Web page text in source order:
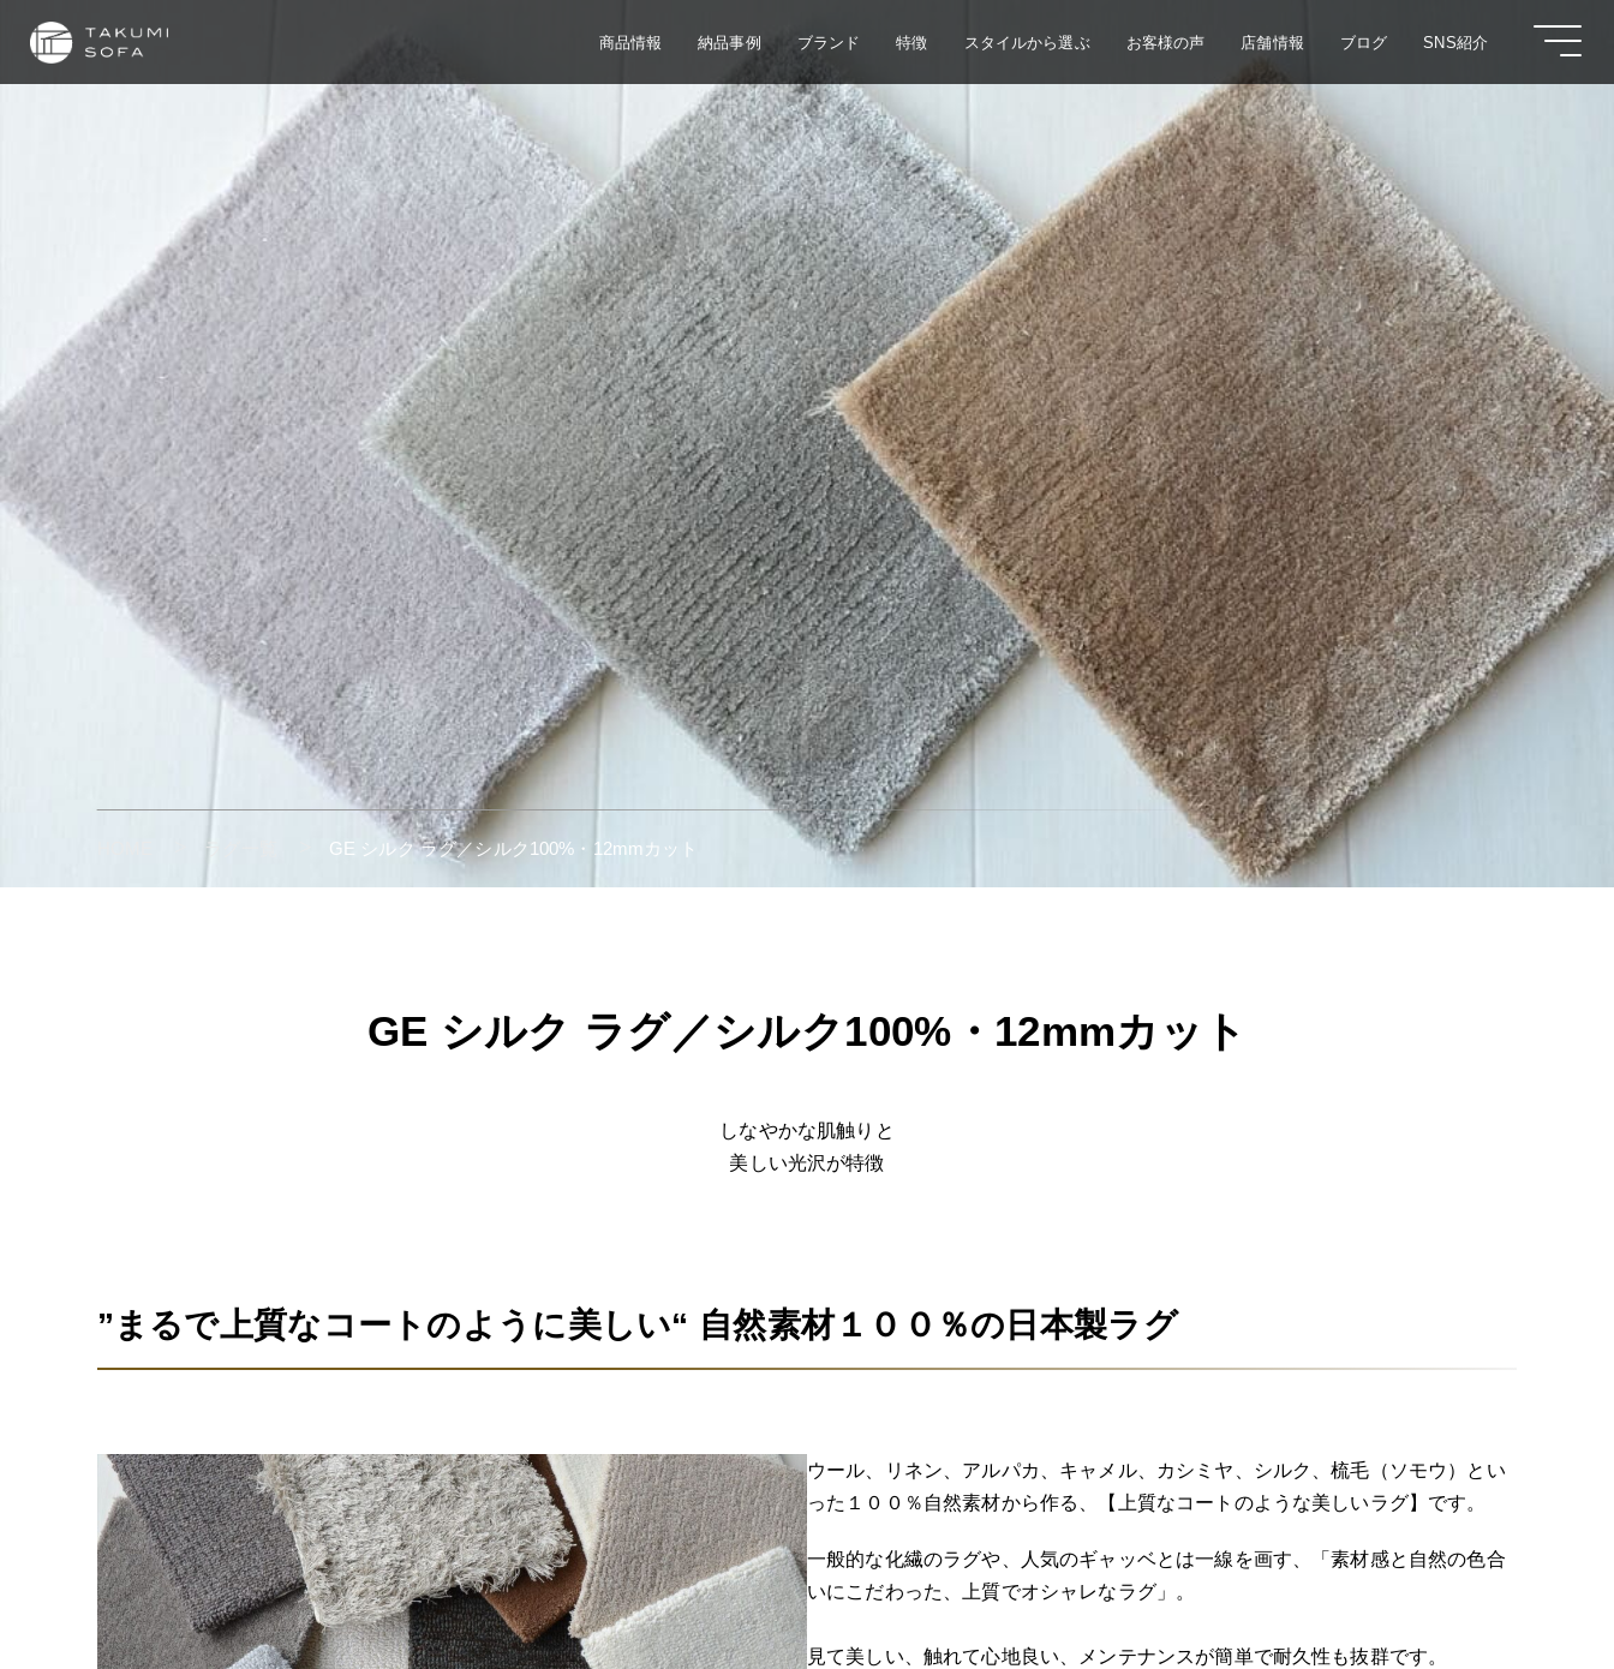
商品情報 納品事例 ブランド 特徴 スタイルから選ぶ お客様の声 店舗情報 ブログ SNS紹介
ラグ一覧 GE シルク ラグ／シルク100%・12mmカット
GE シルク ラグ／シルク100%・12mmカット
しなやかな肌触りと
美しい光沢が特徴
”まるで上質なコートのように美しい“ 自然素材１００％の日本製ラグ
ウール、リネン、アルパカ、キャメル、カシミヤ、シルク、梳毛（ソモウ）とい
った１００％自然素材から作る、【上質なコートのような美しいラグ】です。
一般的な化繊のラグや、人気のギャッベとは一線を画す、「素材感と自然の色合
いにこだわった、上質でオシャレなラグ」。
見て美しい、触れて心地良い、メンテナンスが簡単で耐久性も抜群です。